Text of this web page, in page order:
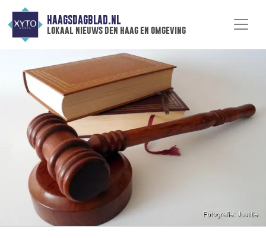
HAAGSDAGBLAD.NL
lokaal nieuws den haag en omgeving